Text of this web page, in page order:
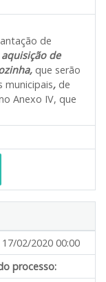
de
aquisição de
que serão
municipais, de
Anexo IV, que
17/02/2020 00:00
processo: